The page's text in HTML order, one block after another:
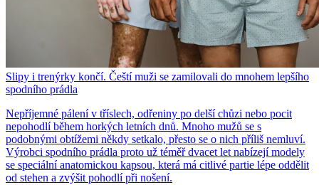
Slipy i trenýrky končí. Čeští muži se zamilovali do mnohem lepšího
spodního prádla
Nepříjemné pálení v tříslech, odřeniny po delší chůzi nebo pocit
nepohodlí během horkých letních dnů. Mnoho mužů se s
podobnými obtížemi někdy setkalo, přesto se o nich příliš nemluví.
Výrobci spodního prádla proto už téměř dvacet let nabízejí modely
se speciální anatomickou kapsou, která má citlivé partie lépe oddělit
od stehen a zvýšit pohodlí při nošení.